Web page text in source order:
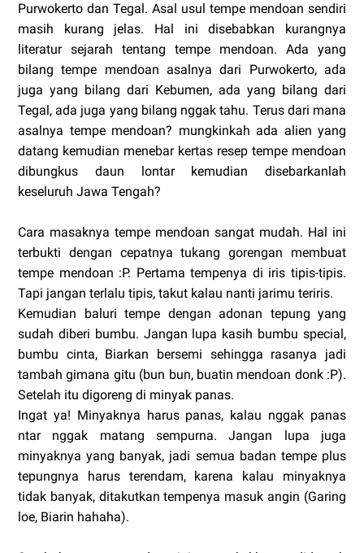
Purwokerto dan Tegal. Asal usul tempe mendoan sendiri
masih kurang jelas. Hal ini disebabkan kurangnya
literatur sejarah tentang tempe mendoan. Ada yang
bilang tempe mendoan asalnya dari Purwokerto, ada
juga yang bilang dari Kebumen, ada yang bilang dari
Tegal, ada juga yang bilang nggak tahu. Terus dari mana
asalnya tempe mendoan? mungkinkah ada alien yang
datang kemudian menebar kertas resep tempe mendoan
dibungkus daun lontar kemudian disebarkanlah
keseluruh Jawa Tengah?
Cara masaknya tempe mendoan sangat mudah. Hal ini
terbukti dengan cepatnya tukang gorengan membuat
tempe mendoan :P. Pertama tempenya di iris tipis-tipis.
Tapi jangan terlalu tipis, takut kalau nanti jarimu teriris.
Kemudian baluri tempe dengan adonan tepung yang
sudah diberi bumbu. Jangan lupa kasih bumbu special,
bumbu cinta, Biarkan bersemi sehingga rasanya jadi
tambah gimana gitu (bun bun, buatin mendoan donk :P).
Setelah itu digoreng di minyak panas.
Ingat ya! Minyaknya harus panas, kalau nggak panas
ntar nggak matang sempurna. Jangan lupa juga
minyaknya yang banyak, jadi semua badan tempe plus
tepungnya harus terendam, karena kalau minyaknya
tidak banyak, ditakutkan tempenya masuk angin (Garing
loe, Biarin hahaha).